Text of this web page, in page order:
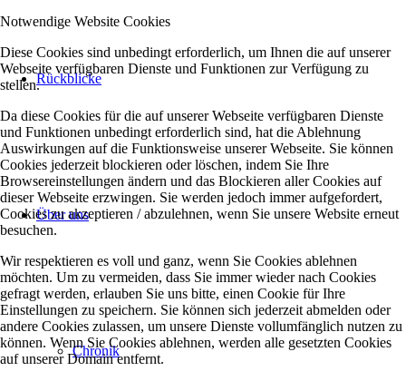
Rückblicke
Über uns
Chronik
Notwendige Website Cookies
Diese Cookies sind unbedingt erforderlich, um Ihnen die auf unserer
Webseite verfügbaren Dienste und Funktionen zur Verfügung zu
stellen.
Da diese Cookies für die auf unserer Webseite verfügbaren Dienste
und Funktionen unbedingt erforderlich sind, hat die Ablehnung
Auswirkungen auf die Funktionsweise unserer Webseite. Sie können
Cookies jederzeit blockieren oder löschen, indem Sie Ihre
Browsereinstellungen ändern und das Blockieren aller Cookies auf
dieser Webseite erzwingen. Sie werden jedoch immer aufgefordert,
Cookies zu akzeptieren / abzulehnen, wenn Sie unsere Website erneut
besuchen.
Wir respektieren es voll und ganz, wenn Sie Cookies ablehnen
möchten. Um zu vermeiden, dass Sie immer wieder nach Cookies
gefragt werden, erlauben Sie uns bitte, einen Cookie für Ihre
Einstellungen zu speichern. Sie können sich jederzeit abmelden oder
andere Cookies zulassen, um unsere Dienste vollumfänglich nutzen zu
können. Wenn Sie Cookies ablehnen, werden alle gesetzten Cookies
auf unserer Domain entfernt.